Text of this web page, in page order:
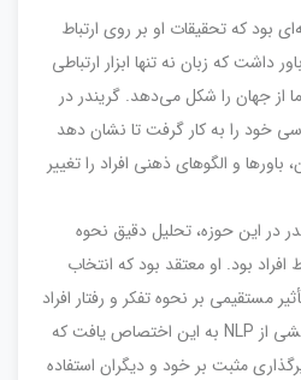
بود که تحقیقات او بر روی ارتباط
داشت که زبان نه تنها ابزار ارتباطی
از جهان را شکل می‌دهد. گریندر در
خود را به کار گرفت تا نشان دهد
باورها و الگوهای ذهنی افراد را تغییر
در این حوزه، تحلیل دقیق نحوه
بود. او معتقد بود که انتخاب
مستقیمی بر نحوه تفکر و رفتار افراد
داشته باشد. به همین دلیل، بخشی از NLP به این اختصاص یافت که
مثبت بر خود و دیگران استفاده